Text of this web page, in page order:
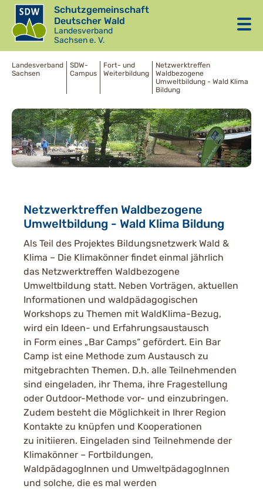
Schutzgemeinschaft
Deutscher Wald
Landesverband
Sachsen e. V.
Landesverband
Sachsen
SDW-
Campus
Fort- und
Weiterbildung
Netzwerktreffen
Waldbezogene
Umweltbildung - Wald Klima
Bildung
Netzwerktreffen Waldbezogene
Umweltbildung - Wald Klima Bildung
Als Teil des Projektes Bildungsnetzwerk Wald &
Klima – Die Klimakönner findet einmal jährlich
das Netzwerktreffen Waldbezogene
Umweltbildung statt. Neben Vorträgen, aktuellen
Informationen und waldpädagogischen
Workshops zu Themen mit WaldKlima-Bezug,
wird ein Ideen- und Erfahrungsaustausch
in Form eines „Bar Camps“ gefördert. Ein Bar
Camp ist eine Methode zum Austausch zu
mitgebrachten Themen. D.h. alle Teilnehmenden
sind eingeladen, ihr Thema, ihre Fragestellung
oder Outdoor-Methode vor- und einzubringen.
Zudem besteht die Möglichkeit in Ihrer Region
Kontakte zu knüpfen und Kooperationen
zu initiieren. Eingeladen sind Teilnehmende der
Klimakönner – Fortbildungen,
WaldpädagogInnen und UmweltpädagogInnen
und solche, die es mal werden